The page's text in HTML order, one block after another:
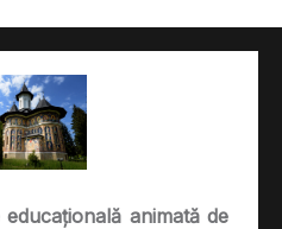
animată de